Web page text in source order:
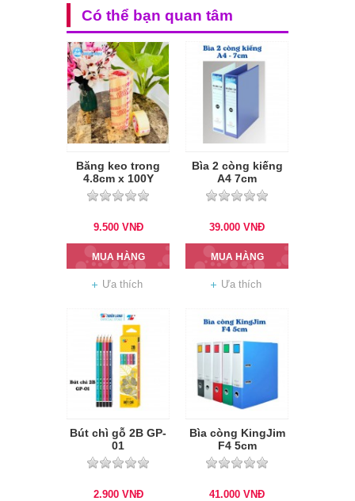
Có thể bạn quan tâm
Băng keo trong
4.8cm x 100Y
9.500 VNĐ
MUA HÀNG
Ưa thích
Bìa 2 còng kiếng
A4 7cm
39.000 VNĐ
MUA HÀNG
Ưa thích
Bút chì gỗ 2B GP-
01
2.900 VNĐ
Bìa còng KingJim
F4 5cm
41.000 VNĐ